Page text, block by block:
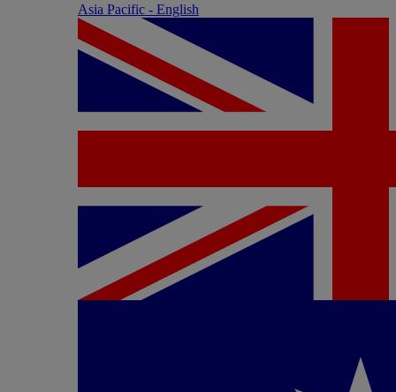
Asia Pacific - English